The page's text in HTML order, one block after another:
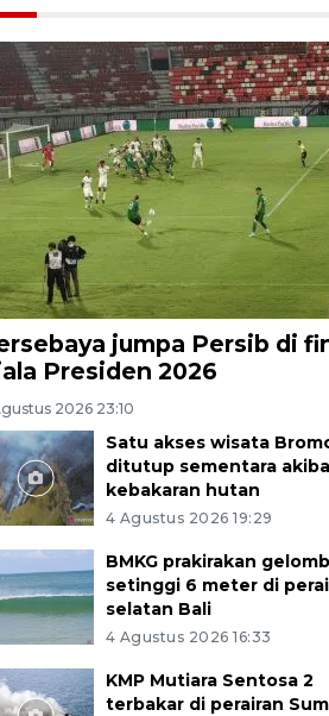
jumpa Persib di
Presiden 2026
2026 23:10
Satu akses wisata
ditutup sementara
kebakaran hutan
4 Agustus 2026 19:29
BMKG prakirakan
setinggi 6 meter di
selatan Bali
4 Agustus 2026 16:33
KMP Mutiara Sentosa 2
terbakar di perairan